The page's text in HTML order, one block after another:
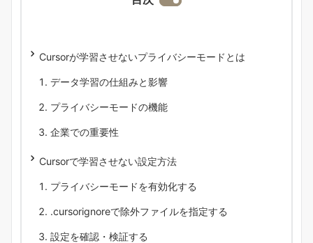
Cursorが学習させないプライバシーモードとは
データ学習の仕組みと影響
プライバシーモードの機能
企業での重要性
Cursorで学習させない設定方法
プライバシーモードを有効化する
.cursorignoreで除外ファイルを指定する
設定を確認・検証する